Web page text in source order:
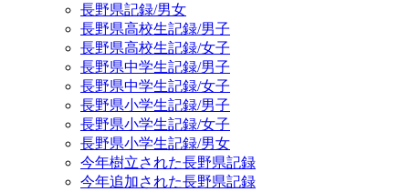
長野県記録/男女
長野県高校生記録/男子
長野県高校生記録/女子
長野県中学生記録/男子
長野県中学生記録/女子
長野県小学生記録/男子
長野県小学生記録/女子
長野県小学生記録/男女
今年樹立された長野県記録
今年追加された長野県記録